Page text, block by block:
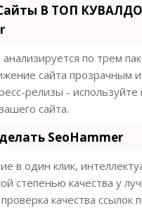
В ТОП
анализируется по трем
сайта прозрачным
релизы -
сайта.
SeoHammer
в один клик,
степенью качества у
качества